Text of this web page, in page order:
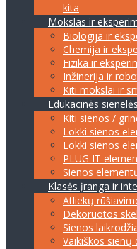
kita
Mokslas ir
Biologija ir
Chemija ir
Fizika ir
Inžinerija ir
Kiti mokslai ir
Edukacinės sienelės
Kiti sienos /
Lokki sienos
Lokki sienos
PLUG IT
Sienos
Klasės įranga ir
Atliekų
Dekoruotos
Sienos
Vaikiškos sienų